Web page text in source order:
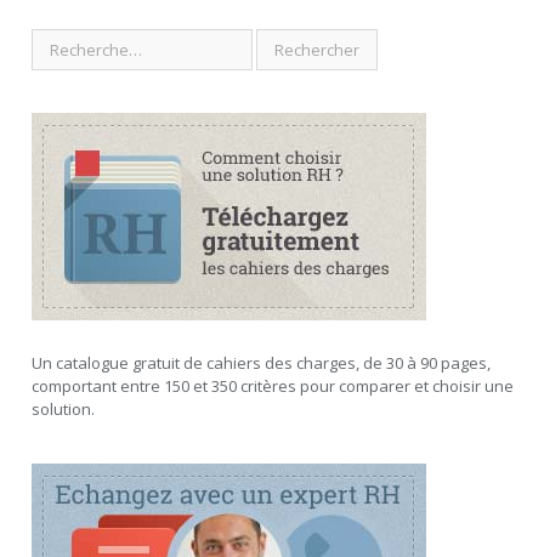
Un catalogue gratuit de cahiers des charges, de 30 à 90 pages,
comportant entre 150 et 350 critères pour comparer et choisir une
solution.